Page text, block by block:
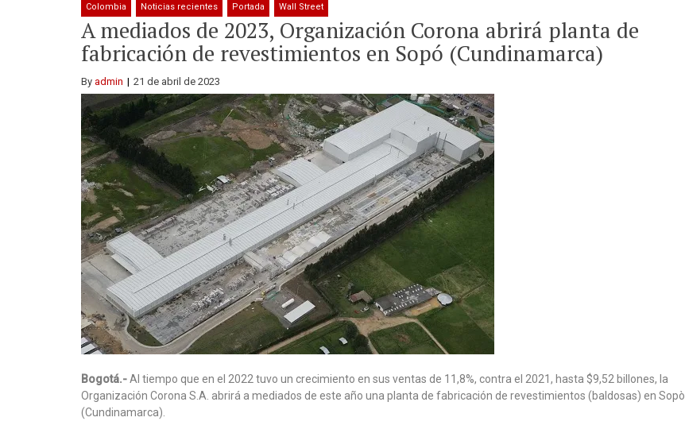
Colombia Noticias recientes Portada Wall Street
A mediados de 2023, Organización Corona abrirá planta de
fabricación de revestimientos en Sopó (Cundinamarca)
By admin 21 de abril de 2023
Bogotá.-Al tiempo que en el 2022 tuvo un crecimiento en sus ventas de 11,8%, contra el 2021, hasta $9,52 billones, la
Organización Corona S.A. abrirá a mediados de este año una planta de fabricación de revestimientos (baldosas) en Sopò
(Cundinamarca).